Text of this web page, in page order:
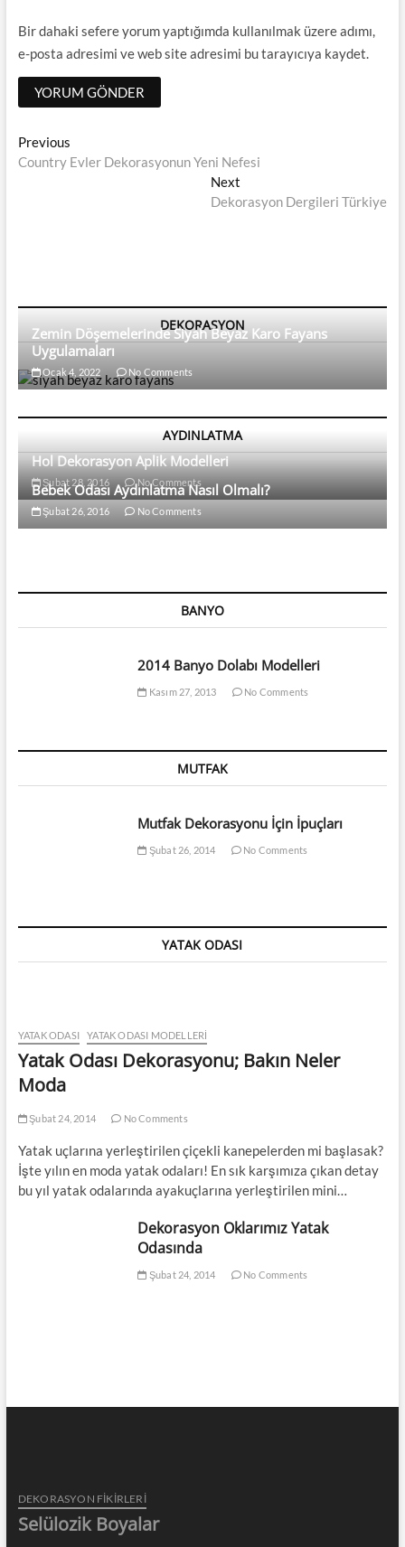
Bir dahaki sefere yorum yaptığımda kullanılmak üzere adımı,
e-posta adresimi ve web site adresimi bu tarayıcıya kaydet.
Yazı
dolaşımı
PreviousPrevious
post:
Country Evler Dekorasyonun Yeni Nefesi
Next
post:
Dekorasyon Dergileri Türkiye
DEKORASYON
Zemin Döşemelerinde Siyah Beyaz Karo Fayans
Uygulamaları
Ocak 4, 2022 No Comments
AYDINLATMA
Hol Dekorasyon Aplik Modelleri
Şubat 28, 2016 No Comments
Bebek Odası Aydınlatma Nasıl Olmalı?
Şubat 26, 2016 No Comments
BANYO
2014 Banyo Dolabı Modelleri
Kasım 27, 2013 No Comments
MUTFAK
Mutfak Dekorasyonu İçin İpuçları
Şubat 26, 2014 No Comments
YATAK ODASI
YATAK ODASI YATAK ODASI MODELLERI
Yatak Odası Dekorasyonu; Bakın Neler
Moda
Şubat 24, 2014 No Comments
Yatak uçlarına yerleştirilen çiçekli kanepelerden mi başlasak?
İşte yılın en moda yatak odaları! En sık karşımıza çıkan detay
bu yıl yatak odalarında ayakuçlarına yerleştirilen mini…
Dekorasyon Oklarımız Yatak
Odasında
Şubat 24, 2014 No Comments
DEKORASYON FİKİRLERİ
Selülozik Boyalar